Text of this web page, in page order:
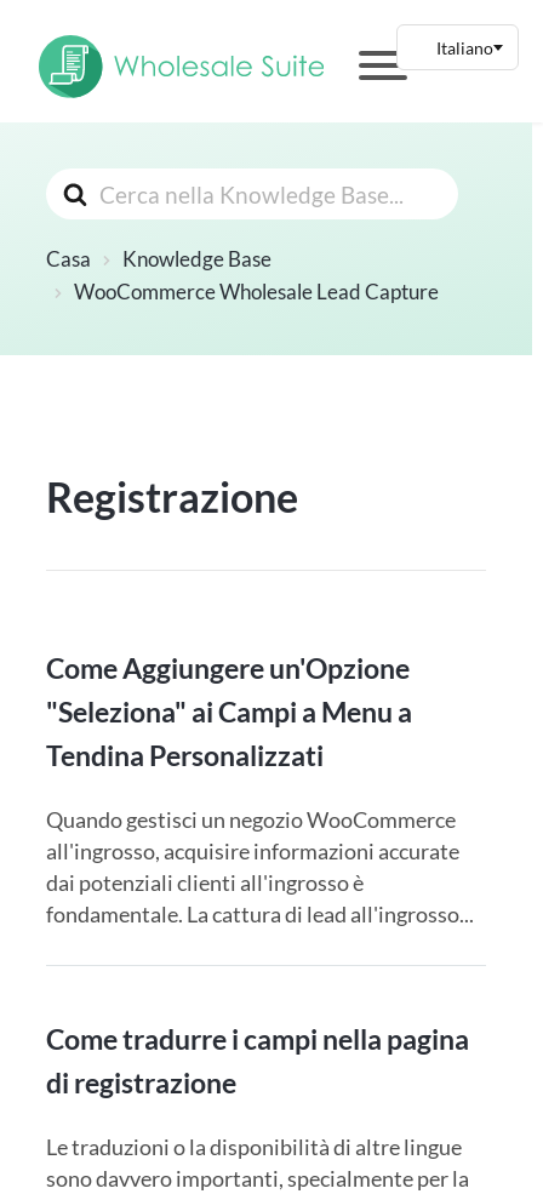
Cerca
Casa
Knowledge Base
WooCommerce Wholesale Lead Capture
Registrazione
Come Aggiungere un'Opzione
"Seleziona" ai Campi a Menu a
Tendina Personalizzati
Quando gestisci un negozio WooCommerce
all'ingrosso, acquisire informazioni accurate
dai potenziali clienti all'ingrosso è
fondamentale. La cattura di lead all'ingrosso...
Come tradurre i campi nella pagina
di registrazione
Le traduzioni o la disponibilità di altre lingue
sono davvero importanti, specialmente per la